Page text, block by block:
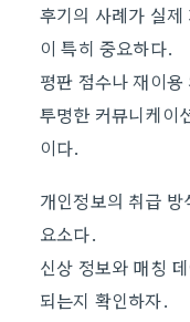
후기의 사례가 실
이 특히 중요하다.
평판 점수나 재이
투명한 커뮤니케이
이다.
개인정보의 취급
요소다.
신상 정보와 매칭
되는지 확인하자.